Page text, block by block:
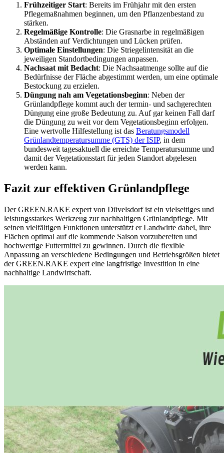
Frühzeitiger Start: Bereits im Frühjahr mit den ersten
Pflegemaßnahmen beginnen, um den Pflanzenbestand zu
stärken.
Regelmäßige Kontrolle: Die Grasnarbe in regelmäßigen
Abständen auf Verdichtungen und Lücken prüfen.
Optimale Einstellungen: Die Striegelintensität an die
jeweiligen Standortbedingungen anpassen.
Nachsaat mit Bedacht: Die Nachsaatmenge sollte auf die
Bedürfnisse der Fläche abgestimmt werden, um eine optimale
Bestockung zu erzielen.
Düngung nah am Vegetationsbeginn: Neben der
Grünlandpflege kommt auch der termin- und sachgerechten
Düngung eine große Bedeutung zu. Auf gar keinen Fall darf
die Düngung zu weit vor dem Vegetationsbeginn erfolgen.
Eine wertvolle Hilfestellung ist das Beratungsmodell
Grünlandtemperatursumme (GTS) der ISIP, in dem
bundesweit tagesaktuell die erreichte Temperatursumme und
damit der Vegetationsstart für jeden Standort abgelesen
werden kann.
Fazit zur effektiven Grünlandpflege
DerGREEN.RAKE expert von Düvelsdorf ist ein vielseitiges und
leistungsstarkes Werkzeug zur nachhaltigen Grünlandpflege. Mit
seinen vielfältigen Funktionen unterstützt er Landwirte dabei, ihre
Flächen optimal auf die kommende Saison vorzubereiten und
hochwertige Futtermittel zu gewinnen. Durch die flexible
Anpassung an verschiedene Bedingungen und Betriebsgrößen bietet
derGREEN.RAKE expert eine langfristige Investition in eine
nachhaltige Landwirtschaft.